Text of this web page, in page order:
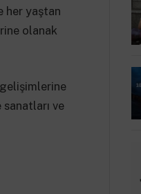
her yaştan
olanak
ve